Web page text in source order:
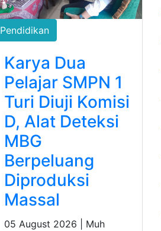
Pendidikan
Karya Dua
Pelajar SMPN 1
Turi Diuji Komisi
D, Alat Deteksi
MBG
Berpeluang
Diproduksi
Massal
05 August 2026 | Muh